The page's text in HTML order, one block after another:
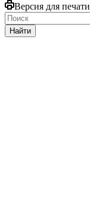
Версия для печати
Найти